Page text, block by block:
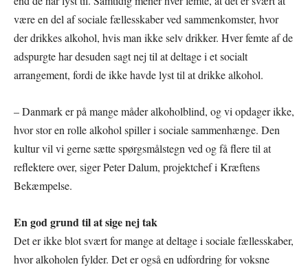
være en del af sociale fællesskaber ved sammenkomster, hvor
der drikkes alkohol, hvis man ikke selv drikker. Hver femte af de
adspurgte har desuden sagt nej til at deltage i et socialt
arrangement, fordi de ikke havde lyst til at drikke alkohol.
– Danmark er på mange måder alkoholblind, og vi opdager ikke,
hvor stor en rolle alkohol spiller i sociale sammenhænge. Den
kultur vil vi gerne sætte spørgsmålstegn ved og få flere til at
reflektere over, siger Peter Dalum, projektchef i Kræftens
Bekæmpelse.
En god grund til at sige nej tak
Det er ikke blot svært for mange at deltage i sociale fællesskaber,
hvor alkoholen fylder. Det er også en udfordring for voksne